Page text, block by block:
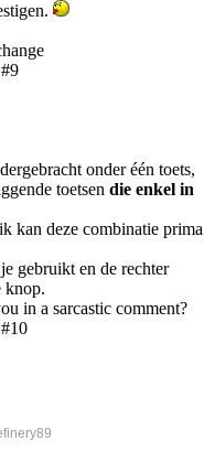
#9
onder één toets,
toetsen die enkel in
kan deze combinatie prima
gebruikt en de rechter
knop.
in a sarcastic comment?
#10